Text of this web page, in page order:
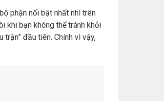
phận nổi bật nhất nhì trên
khi bạn không thể tránh khỏi
đầu tiên. Chính vì vậy,